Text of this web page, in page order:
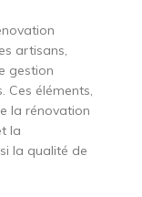
artisans,
gestion
Ces éléments,
la rénovation
la
la qualité de